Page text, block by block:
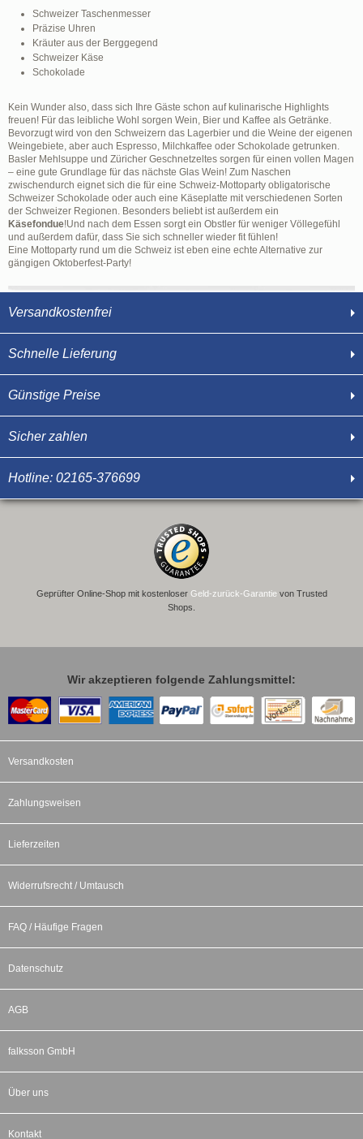
Versandkostenfrei
Schnelle Lieferung
Günstige Preise
Sicher zahlen
Hotline: 02165-376699
Schweizer Taschenmesser
Präzise Uhren
Kräuter aus der Berggegend
Schweizer Käse
Schokolade
Kein Wunder also, dass sich Ihre Gäste schon auf kulinarische Highlights
freuen! Für das leibliche Wohl sorgen Wein, Bier und Kaffee als Getränke.
Bevorzugt wird von den Schweizern das Lagerbier und die Weine der eigenen
Weingebiete, aber auch Espresso, Milchkaffee oder Schokolade getrunken.
Basler Mehlsuppe und Züricher Geschnetzeltes sorgen für einen vollen Magen
– eine gute Grundlage für das nächste Glas Wein! Zum Naschen
zwischendurch eignet sich die für eine Schweiz-Mottoparty obligatorische
Schweizer Schokolade oder auch eine Käseplatte mit verschiedenen Sorten
der Schweizer Regionen. Besonders beliebt ist außerdem ein
Käsefondue!Und nach dem Essen sorgt ein Obstler für weniger Völlegefühl
und außerdem dafür, dass Sie sich schneller wieder fit fühlen!
Eine Mottoparty rund um die Schweiz ist eben eine echte Alternative zur
gängigen Oktoberfest-Party!
Geprüfter Online-Shop mit kostenloser Geld-zurück-Garantievon Trusted
Shops.
Wir akzeptieren folgende Zahlungsmittel:
Versandkosten
Zahlungsweisen
Lieferzeiten
Widerrufsrecht / Umtausch
FAQ / Häufige Fragen
Datenschutz
AGB
falksson GmbH
Über uns
Kontakt